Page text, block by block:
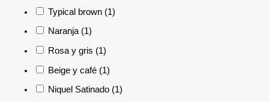
Typical brown (1)
Naranja (1)
Rosa y gris (1)
Beige y café (1)
Niquel Satinado (1)